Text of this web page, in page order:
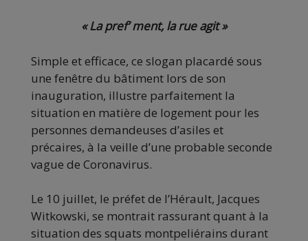
« La pref’ ment, la rue agit »
Simple et efficace, ce slogan placardé sous
une fenêtre du bâtiment lors de son
inauguration, illustre parfaitement la
situation en matière de logement pour les
personnes demandeuses d’asiles et
précaires, à la veille d’une probable seconde
vague de Coronavirus.
Le 10 juillet, le préfet de l’Hérault, Jacques
Witkowski, se montrait rassurant quant à la
situation des squats montpeliérains durant